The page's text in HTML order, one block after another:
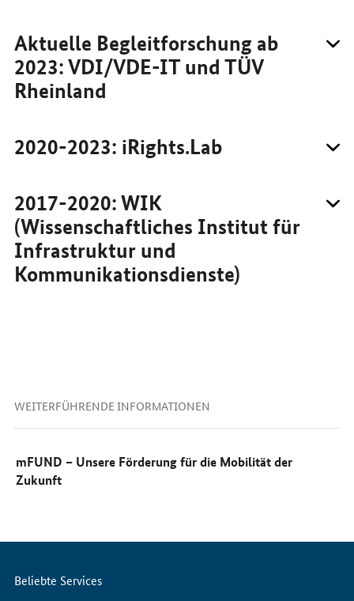
Aktuelle Begleitforschung ab
2023: VDI/VDE-IT und TÜV
Rheinland
2020-2023: iRights.Lab
2017-2020: WIK
(Wissenschaftliches Institut für
Infrastruktur und
Kommunikationsdienste)
WEITERFÜHRENDE INFORMATIONEN
mFUND – Unsere Förderung für die Mobilität der
Zukunft
Servicemenü
Beliebte Services